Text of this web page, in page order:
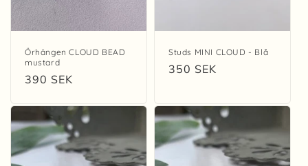
Örhängen CLOUD BEAD
mustard
Regular
390 SEK
Studs MINI CLOUD - Blå
Regular
350 SEK